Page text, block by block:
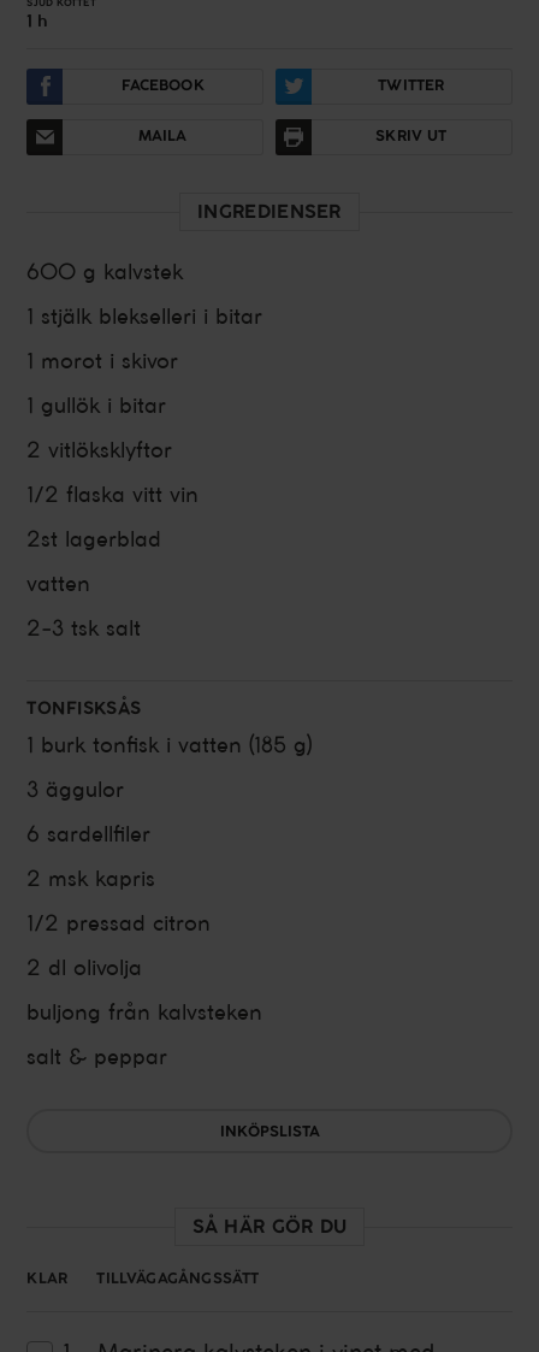
SJUD KÖTTET
1 h
FACEBOOK TWITTER
MAILA SKRIV UT
INGREDIENSER
600 g kalvstek
1 stjälk blekselleri i bitar
1 morot i skivor
1 gullök i bitar
2 vitlöksklyftor
1/2 flaska vitt vin
2st lagerblad
vatten
2-3 tsk salt
TONFISKSÅS
1 burk tonfisk i vatten (185 g)
3 äggulor
6 sardellfiler
2 msk kapris
1/2 pressad citron
2 dl olivolja
buljong från kalvsteken
salt & peppar
INKÖPSLISTA
SÅ HÄR GÖR DU
KLAR TILLVÄGAGÅNGSSÄTT